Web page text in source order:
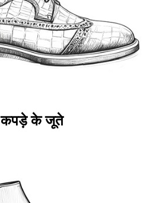
कपड़े के जूते